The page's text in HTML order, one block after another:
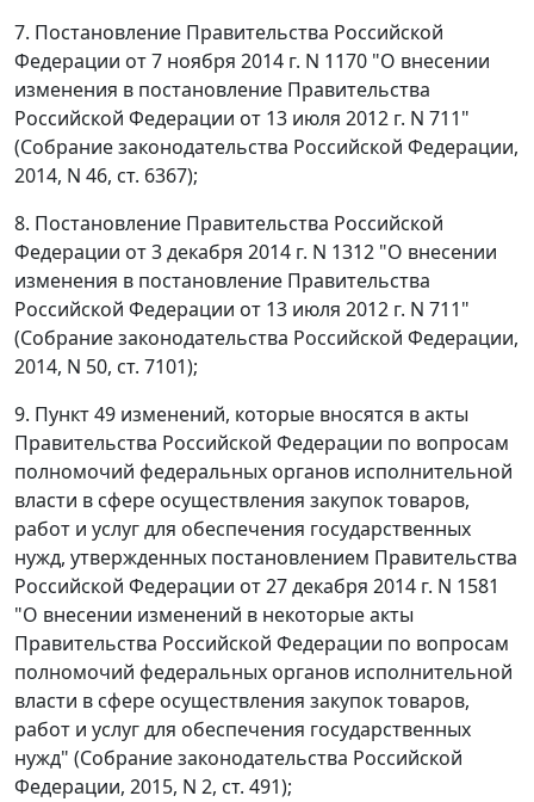
7. Постановление Правительства Российской
Федерации от 7 ноября 2014 г. N 1170 "О внесении
изменения в постановление Правительства
Российской Федерации от 13 июля 2012 г. N 711"
(Собрание законодательства Российской Федерации,
2014, N 46, ст. 6367);
8. Постановление Правительства Российской
Федерации от 3 декабря 2014 г. N 1312 "О внесении
изменения в постановление Правительства
Российской Федерации от 13 июля 2012 г. N 711"
(Собрание законодательства Российской Федерации,
2014, N 50, ст. 7101);
9. Пункт 49 изменений, которые вносятся в акты
Правительства Российской Федерации по вопросам
полномочий федеральных органов исполнительной
власти в сфере осуществления закупок товаров,
работ и услуг для обеспечения государственных
нужд, утвержденных постановлением Правительства
Российской Федерации от 27 декабря 2014 г. N 1581
"О внесении изменений в некоторые акты
Правительства Российской Федерации по вопросам
полномочий федеральных органов исполнительной
власти в сфере осуществления закупок товаров,
работ и услуг для обеспечения государственных
нужд" (Собрание законодательства Российской
Федерации, 2015, N 2, ст. 491);